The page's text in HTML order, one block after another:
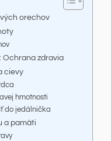
orechov
Ochrana zdravia
cievy
hmotnosti
do jedálnička
a pamäti